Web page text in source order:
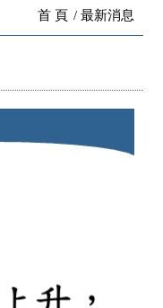
首 頁 最新消息